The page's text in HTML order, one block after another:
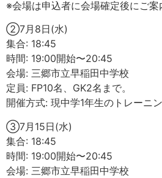
※会場は申込者に会場確定後にご案
②7月8日(水)
集合: 18:45
時間: 19:00開始〜20:45
会場: 三郷市立早稲田中学校
定員: FP10名、GK2名まで。
開催方式: 現中学1年生のトレーニン
③7月15日(水)
集合: 18:45
時間: 19:00開始〜20:45
会場: 三郷市立早稲田中学校